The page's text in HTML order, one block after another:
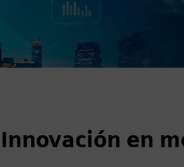
Innovación en